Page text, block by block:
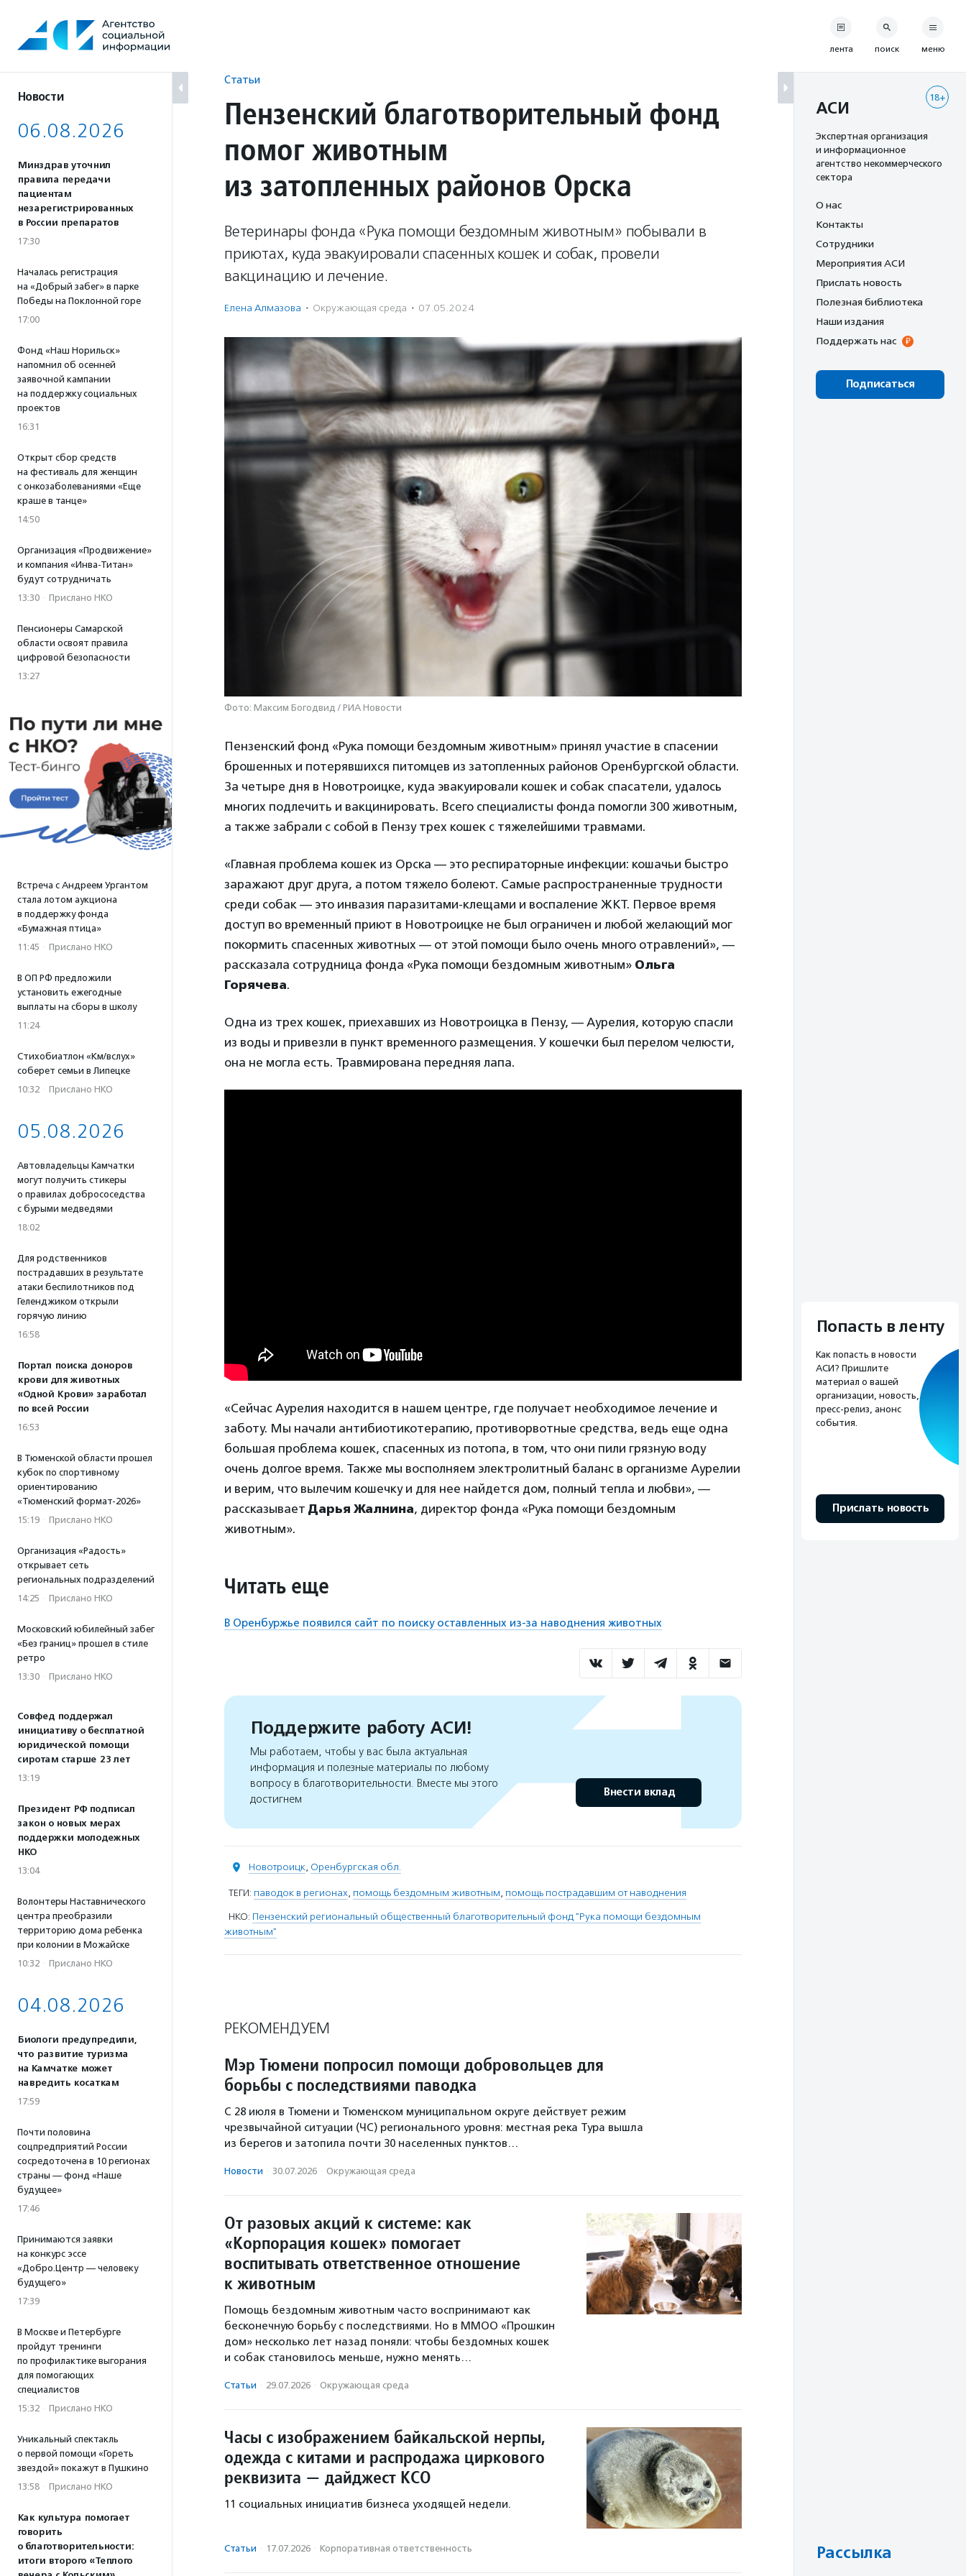
содержанию
Новости
06.08.2026
Минздрав уточнил
правила передачи
пациентам
незарегистрированных
в России препаратов
17:30
Началась регистрация
на «Добрый забег» в парке
Победы на Поклонной горе
17:00
Фонд «Наш Норильск»
напомнил об осенней
заявочной кампании
на поддержку социальных
проектов
16:31
Открыт сбор средств
на фестиваль для женщин
с онкозаболеваниями «Еще
краше в танце»
14:50
Организация «Продвижение»
и компания «Инва-Титан»
будут сотрудничать
13:30 · Прислано НКО
Пенсионеры Самарской
области освоят правила
цифровой безопасности
13:27
Встреча с Андреем Ургантом
стала лотом аукциона
в поддержку фонда
«Бумажная птица»
11:45 · Прислано НКО
В ОП РФ предложили
установить ежегодные
выплаты на сборы в школу
11:24
Стихобиатлон «Км/вслух»
соберет семьи в Липецке
10:32 · Прислано НКО
05.08.2026
Автовладельцы Камчатки
могут получить стикеры
о правилах добрососедства
с бурыми медведями
18:02
Для родственников
пострадавших в результате
атаки беспилотников под
Геленджиком открыли
горячую линию
16:58
Портал поиска доноров
крови для животных
«Одной Крови» заработал
по всей России
16:53
В Тюменской области прошел
кубок по спортивному
ориентированию
«Тюменский формат-2026»
15:19 · Прислано НКО
Организация «Радость»
открывает сеть
региональных подразделений
14:25 · Прислано НКО
Московский юбилейный забег
«Без границ» прошел в стиле
ретро
13:30 · Прислано НКО
Совфед поддержал
инициативу о бесплатной
юридической помощи
сиротам старше 23 лет
13:19
Президент РФ подписал
закон о новых мерах
поддержки молодежных
НКО
13:04
Волонтеры Наставнического
центра преобразили
территорию дома ребенка
при колонии в Можайске
10:32 · Прислано НКО
04.08.2026
Биологи предупредили,
что развитие туризма
на Камчатке может
навредить косаткам
17:59
Почти половина
соцпредприятий России
сосредоточена в 10 регионах
страны — фонд «Наше
будущее»
17:46
Принимаются заявки
на конкурс эссе
«Добро.Центр — человеку
будущего»
17:39
В Москве и Петербурге
пройдут тренинги
по профилактике выгорания
для помогающих
специалистов
15:32 · Прислано НКО
Уникальный спектакль
о первой помощи «Гореть
звездой» покажут в Пушкино
13:58 · Прислано НКО
Как культура помогает
говорить
о благотворительности:
итоги второго «Теплого
Статьи
Пензенский благотворительный фонд
помог животным
из затопленных районов Орска
Ветеринары фонда «Рука помощи бездомным животным» побывали в
приютах, куда эвакуировали спасенных кошек и собак, провели
вакцинацию и лечение.
Елена Алмазова · Окружающая среда · 07.05.2024
Фото: Максим Богодвид / РИА Новости
Пензенский фонд «Рука помощи бездомным животным» принял участие в спасении
брошенных и потерявшихся питомцев из затопленных районов Оренбургской области.
За четыре дня в Новотроицке, куда эвакуировали кошек и собак спасатели, удалось
многих подлечить и вакцинировать. Всего специалисты фонда помогли 300 животным,
а также забрали с собой в Пензу трех кошек с тяжелейшими травмами.
«Главная проблема кошек из Орска — это респираторные инфекции: кошачьи быстро
заражают друг друга, а потом тяжело болеют. Самые распространенные трудности
среди собак — это инвазия паразитами-клещами и воспаление ЖКТ. Первое время
доступ во временный приют в Новотроицке не был ограничен и любой желающий мог
покормить спасенных животных — от этой помощи было очень много отравлений», —
рассказала сотрудница фонда «Рука помощи бездомным животным» Ольга
Горячева.
Одна из трех кошек, приехавших из Новотроицка в Пензу, — Аурелия, которую спасли
из воды и привезли в пункт временного размещения. У кошечки был перелом челюсти,
она не могла есть. Травмирована передняя лапа.
«Сейчас Аурелия находится в нашем центре, где получает необходимое лечение и
заботу. Мы начали антибиотикотерапию, противорвотные средства, ведь еще одна
большая проблема кошек, спасенных из потопа, в том, что они пили грязную воду
очень долгое время. Также мы восполняем электролитный баланс в организме Аурелии
и верим, что вылечим кошечку и для нее найдется дом, полный тепла и любви», —
рассказывает Дарья Жалнина, директор фонда «Рука помощи бездомным
животным».
Читать еще
В Оренбуржье появился сайт по поиску оставленных из-за наводнения животных
Поддержите работу АСИ!
Мы работаем, чтобы у вас была актуальная
информация и полезные материалы по любому
вопросу в благотворительности. Вместе мы этого
достигнем
Внести вклад
Новотроицк, Оренбургская обл.
ТЕГИ: паводок в регионах, помощь бездомным животным, помощь пострадавшим от наводнения
НКО: Пензенский региональный общественный благотворительный фонд "Рука помощи бездомным
животным"
РЕКОМЕНДУЕМ
Мэр Тюмени попросил помощи добровольцев для
борьбы с последствиями паводка
С 28 июля в Тюмени и Тюменском муниципальном округе действует режим
чрезвычайной ситуации (ЧС) регионального уровня: местная река Тура вышла
из берегов и затопила почти 30 населенных пунктов…
Новости · 30.07.2026 · Окружающая среда
От разовых акций к системе: как
«Корпорация кошек» помогает
воспитывать ответственное отношение
к животным
Помощь бездомным животным часто воспринимают как
бесконечную борьбу с последствиями. Но в ММОО «Прошкин
дом» несколько лет назад поняли: чтобы бездомных кошек
и собак становилось меньше, нужно менять…
Статьи · 29.07.2026 · Окружающая среда
Часы с изображением байкальской нерпы,
одежда с китами и распродажа циркового
реквизита — дайджест КСО
11 социальных инициатив бизнеса уходящей недели.
Статьи · 17.07.2026 · Корпоративная ответственность
лента поиск меню
18+
АСИ
Экспертная организация
и информационное
агентство некоммерческого
сектора
О нас
Контакты
Сотрудники
Мероприятия АСИ
Прислать новость
Полезная библиотека
Наши издания
Поддержать нас
Подписаться
Попасть в ленту
Как попасть в новости
АСИ? Пришлите
материал о вашей
организации, новость,
пресс-релиз, анонс
события.
Прислать новость
Рассылка